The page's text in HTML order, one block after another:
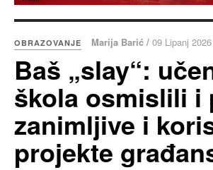
OBRAZOVANJE Marija Barić / 09 Lipanj 2026
Baš „slay“:
škola osmislili i
zanimljive i
projekte